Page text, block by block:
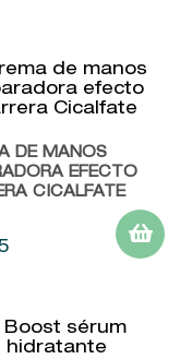
DE MANOS
EFECTO
CICALFATE